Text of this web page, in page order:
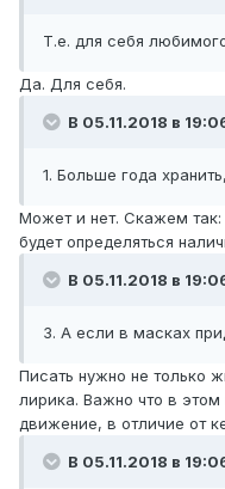
Т.е. для себя
Да. Для себя.
В 05.11.2018 в
1. Больше года
Может и нет. Скажем так:
будет определяться
В 05.11.2018 в
3. А если в масках
Писать нужно не только
лирика. Важно что в этом
движение, в отличие от
В 05.11.2018 в